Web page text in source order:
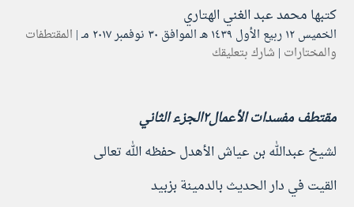
كتبها محمد عبد الغني الهتاري
الخميس ۱۲ ربيع الأول ۱٤۳۹ هـ الموافق ۳۰ نوفمبر ۲۰۱۷ مـ |
المقتطفات
والمختارات | شارك بتعليقك
مقتطف مفسدات الأعمال٢الجزء الثاني
لشيخ عبدالله بن عياش الأهدل حفظه الله تعالى
القيت في دار الحديث بالدمينة بزبيد